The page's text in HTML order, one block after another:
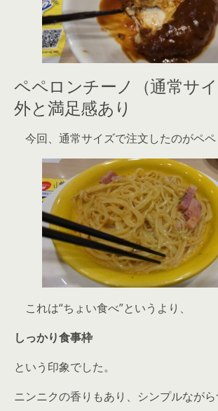
ペペロンチーノ（通常サ
外と満足感あり
今回、通常サイズで注文したのがペペ
これは“ちょい食べ”というより、
しっかり食事枠
という印象でした。
ニンニクの香りもあり、シンプルながら